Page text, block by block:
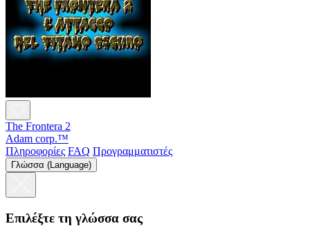
The Frontera 2
Adam corp.™
Πληροφορίες FAQ Προγραμματιστές
Γλώσσα (Language)
Επιλέξτε τη γλώσσα σας